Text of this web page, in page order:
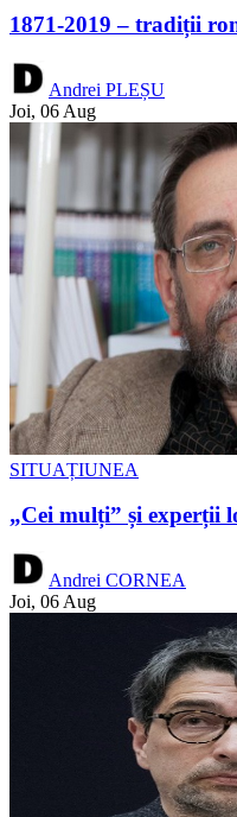
1871-2019 – tradiții
Andrei PLEȘU
Joi, 06 Aug
SITUAȚIUNEA
„Cei mulți” și experții
Andrei CORNEA
Joi, 06 Aug